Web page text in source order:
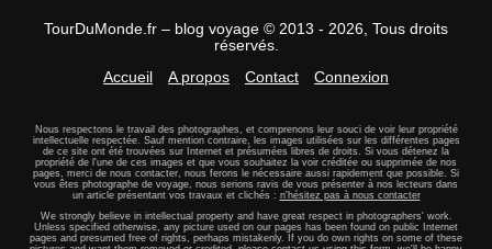
TourDuMonde.fr – blog voyage © 2013 - 2026, Tous droits
réservés.
Accueil
A propos Contact Connexion
Nous respectons le travail des photographes, et comprenons leur souci de voir leur propriété
intellectuelle respectée. Sauf mention contraire, les images utilisées sur les différentes pages
de ce site ont été trouvées sur Internet et présumées libres de droits. Si vous détenez la
propriété de l'une de ces images et que vous souhaitez la voir créditée ou supprimée de nos
pages, merci de nous contacter, nous ferons le nécessaire aussi rapidement que possible. Si
vous êtes photographe de voyage, nous serions ravis de vous présenter à nos lecteurs dans
un article présentant vos travaux et clichés : n'hésitez pas à nous contacter
We strongly believe in intellectual property and have great respect in photographers' work.
Unless specified otherwise, any picture used on our pages has been found on public Internet
pages and presumed free of rights, perhaps mistakenly. If you do own rights on some of these